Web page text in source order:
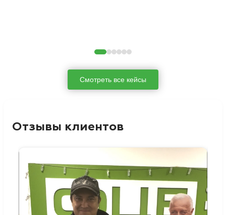
Смотреть все кейсы
Отзывы клиентов